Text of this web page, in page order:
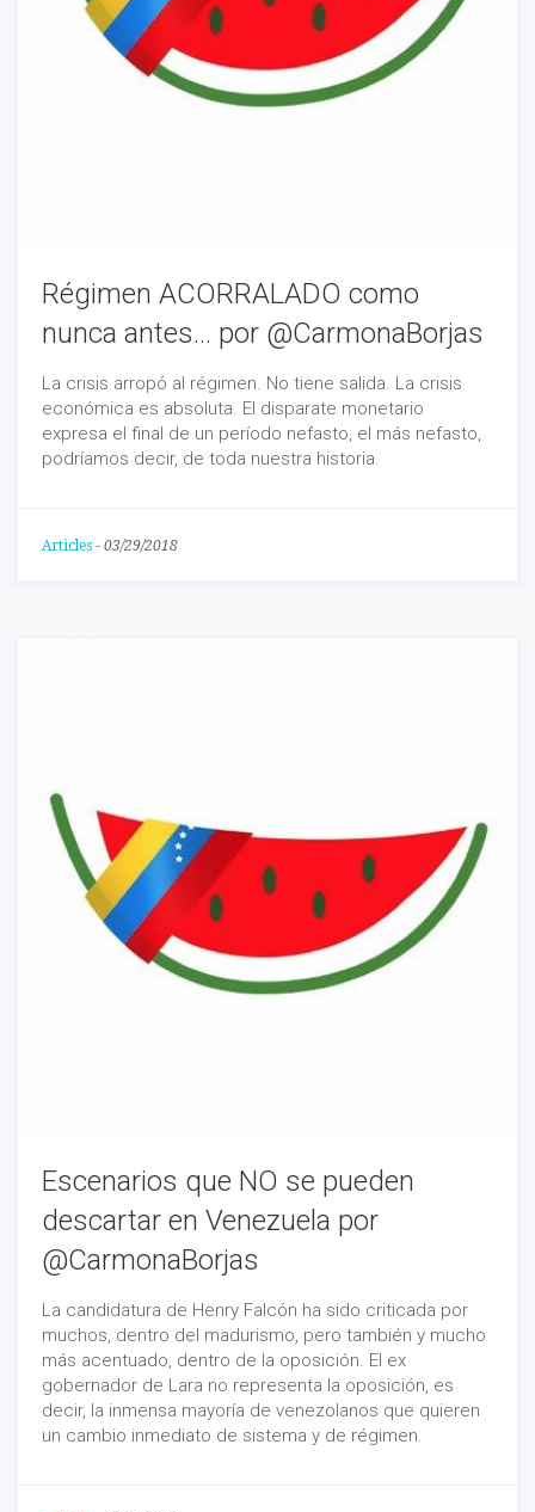
Régimen ACORRALADO como
nunca antes… por @CarmonaBorjas
La crisis arropó al régimen. No tiene salida. La crisis
económica es absoluta. El disparate monetario
expresa el final de un período nefasto, el más nefasto,
podríamos decir, de toda nuestra historia.
Articles - 03/29/2018
Escenarios que NO se pueden
descartar en Venezuela por
@CarmonaBorjas
La candidatura de Henry Falcón ha sido criticada por
muchos, dentro del madurismo, pero también y mucho
más acentuado, dentro de la oposición. El ex
gobernador de Lara no representa la oposición, es
decir, la inmensa mayoría de venezolanos que quieren
un cambio inmediato de sistema y de régimen.